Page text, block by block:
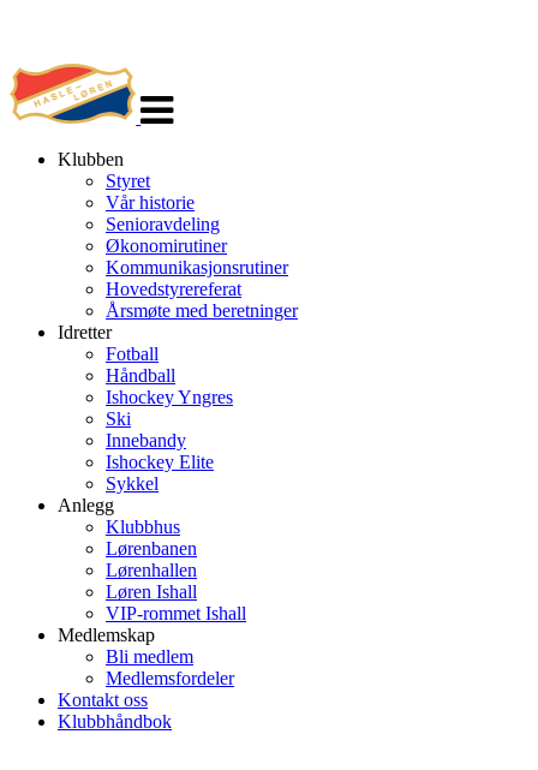
navigasjon
Klubben
Styret
Vår historie
Senioravdeling
Økonomirutiner
Kommunikasjonsrutiner
Hovedstyrereferat
Årsmøte med beretninger
Idretter
Fotball
Håndball
Ishockey Yngres
Ski
Innebandy
Ishockey Elite
Sykkel
Anlegg
Klubbhus
Lørenbanen
Lørenhallen
Løren Ishall
VIP-rommet Ishall
Medlemskap
Bli medlem
Medlemsfordeler
Kontakt oss
Klubbhåndbok